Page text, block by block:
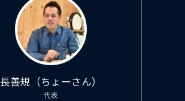
長善規（ちょーさん）
代表